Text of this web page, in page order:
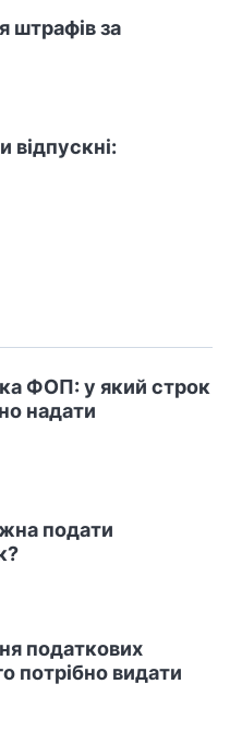
штрафів за
відпускні:
ФОП: у який строк
надати
подати
податкових
потрібно видати